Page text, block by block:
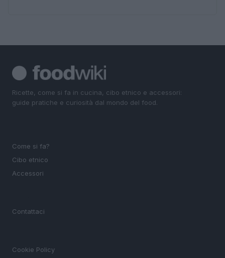
Ricette, come si fa in cucina, cibo etnico e accessori:
guide pratiche e curiosità dal mondo del food.
Come si fa?
Cibo etnico
Accessori
Contattaci
Cookie Policy